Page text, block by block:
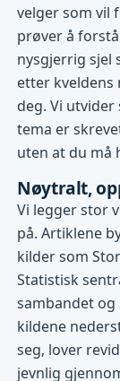
velger som vil
prøver å
nysgjerrig sjel
etter kveldens
deg. Vi
tema er
uten at du må
Nøytralt,
Vi legger stor
på. Artiklene
kilder som
Statistisk
sambandet
kildene
seg, lover
jevnlig